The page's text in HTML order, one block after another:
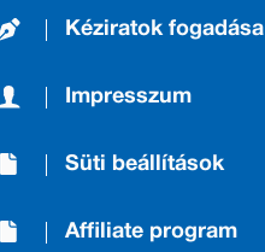
Kéziratok fogadása
Impresszum
Süti beállítások
Affiliate program